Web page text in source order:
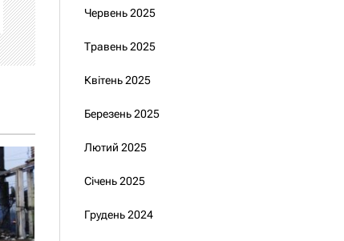
Червень 2025
Травень 2025
Квітень 2025
Березень 2025
Лютий 2025
Січень 2025
Грудень 2024